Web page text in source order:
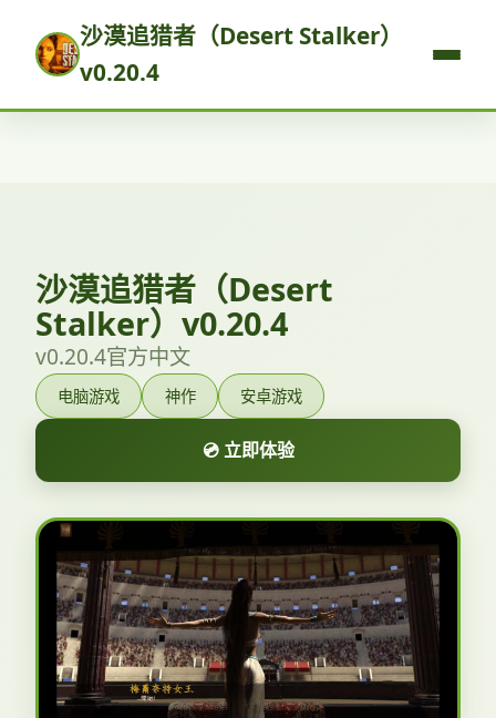
沙漠追猎者（Desert Stalker）
v0.20.4
沙漠追猎者（Desert
Stalker）v0.20.4
v0.20.4官方中文
电脑游戏 神作 安卓游戏
💿 立即体验